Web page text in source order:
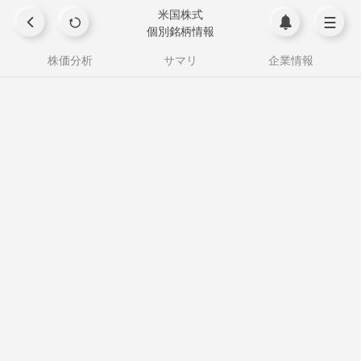
米国株式
個別銘柄情報
株価分析
サマリ 企業情報